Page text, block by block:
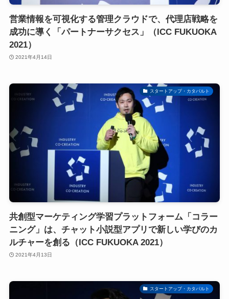
営業情報を可視化する管理クラウドで、代理店戦略を
成功に導く「パートナーサクセス」（ICC FUKUOKA
2021）
2021年4月14日
スタートアップ・カタパルト
共創型マーケティング学習プラットフォーム「コラー
ニング」は、チャット小説型アプリで新しい学びのカ
ルチャーを創る（ICC FUKUOKA 2021）
2021年4月13日
スタートアップ・カタパルト